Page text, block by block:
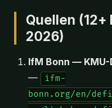
Quellen
2026)
IfM Bonn —
—
ifm-
bonn.org/en/